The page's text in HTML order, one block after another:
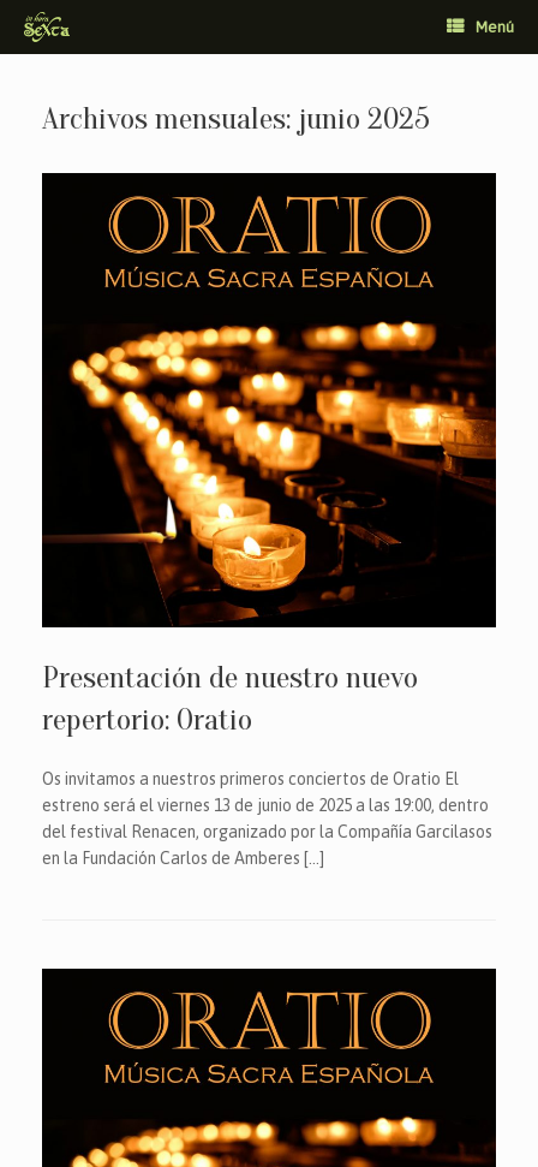
Saltar
contenido
Menú
Archivos mensuales: junio 2025
Presentación de nuestro nuevo
repertorio: Oratio
Os invitamos a nuestros primeros conciertos de Oratio El
estreno será el viernes 13 de junio de 2025 a las 19:00, dentro
del festival Renacen, organizado por la Compañía Garcilasos
en la Fundación Carlos de Amberes […]